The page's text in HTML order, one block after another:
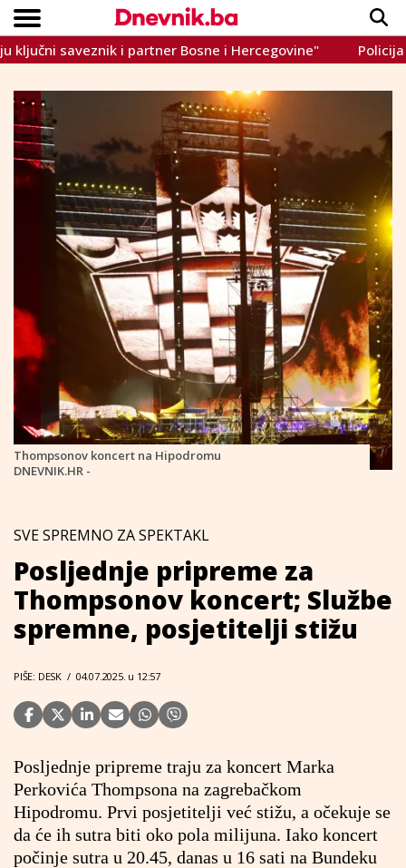
VIJESTI
SPORT
INTERVIEW
TEME
CRNA KRONIKA
LIFESTYLE
Copyright © Dnevnik.ba 2023.
saveznik i partner Bosne i Hercegovine" Policija
Thompsonov koncert na Hipodromu
DNEVNIK.HR -
SVE SPREMNO ZA SPEKTAKL
Posljednje pripreme za
Thompsonov koncert; Službe
spremne, posjetitelji stižu
PIŠE: DESK / 04.07.2025. u 12:57
Posljednje pripreme traju za koncert Marka
Perkovića Thompsona na zagrebačkom
Hipodromu. Prvi posjetitelji već stižu, a očekuje se
da će ih sutra biti oko pola milijuna. Iako koncert
počinje sutra u 20.45, danas u 16 sati na Bundeku